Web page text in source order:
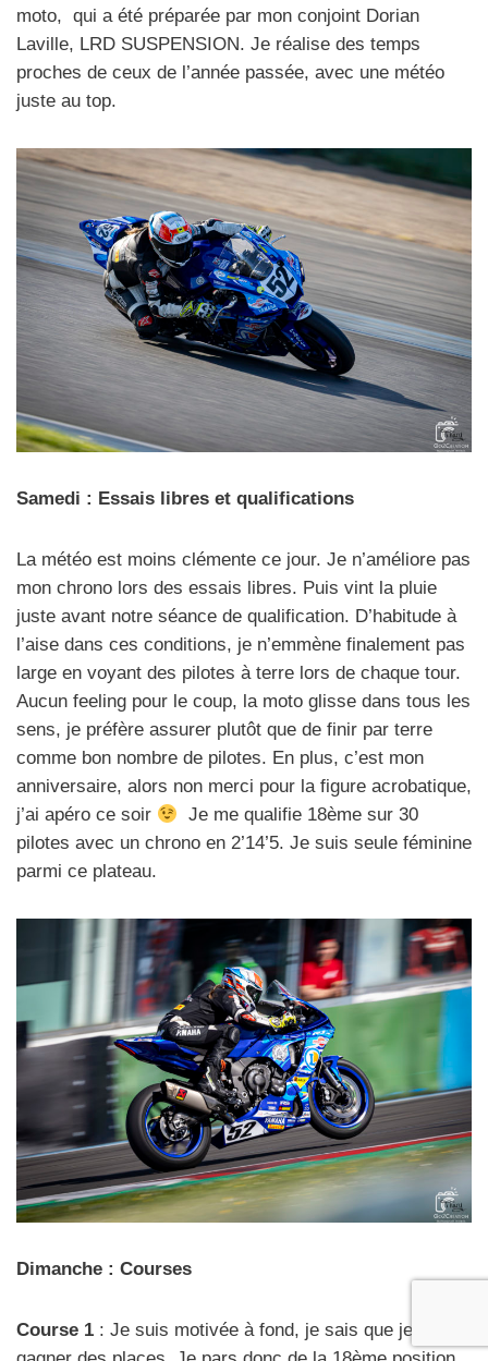
moto, qui a été préparée par mon conjoint Dorian
Laville, LRD SUSPENSION. Je réalise des temps
proches de ceux de l’année passée, avec une météo
juste au top.
Samedi : Essais libres et qualifications
La météo est moins clémente ce jour. Je n’améliore pas
mon chrono lors des essais libres. Puis vint la pluie
juste avant notre séance de qualification. D’habitude à
l’aise dans ces conditions, je n’emmène finalement pas
large en voyant des pilotes à terre lors de chaque tour.
Aucun feeling pour le coup, la moto glisse dans tous les
sens, je préfère assurer plutôt que de finir par terre
comme bon nombre de pilotes. En plus, c’est mon
anniversaire, alors non merci pour la figure acrobatique,
j’ai apéro ce soir
Je me qualifie 18ème sur 30
pilotes avec un chrono en 2’14’5. Je suis seule féminine
parmi ce plateau.
Dimanche : Courses
Course 1 : Je suis motivée à fond, je sais que je peux